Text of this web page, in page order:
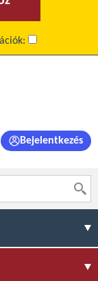
Bejelentkezés